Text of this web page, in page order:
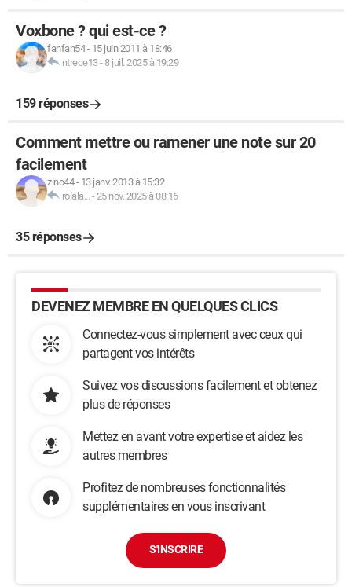
Voxbone ? qui est-ce ?
fanfan54- 15 juin 2011 à 18:46
ntrece13- 8 juil. 2025 à 19:29
159 réponses
Comment mettre ou ramener une note sur 20
facilement
zino44- 13 janv. 2013 à 15:32
rolala... -25 nov. 2025 à 08:16
35 réponses
DEVENEZ MEMBRE EN QUELQUES CLICS
Connectez-vous simplement avec ceux qui
partagent vos intérêts
Suivez vos discussions facilement et obtenez
plus de réponses
Mettez en avant votre expertise et aidez les
autres membres
Profitez de nombreuses fonctionnalités
supplémentaires en vous inscrivant
S'INSCRIRE